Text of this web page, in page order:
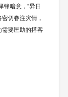
锋暗意，“异日
切眷注灾情，
需要匡助的搭客